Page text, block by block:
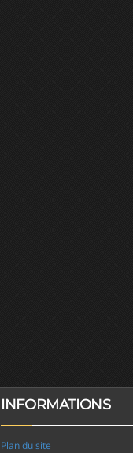
INFORMATIONS
Plan du site